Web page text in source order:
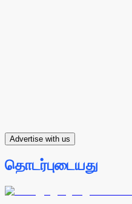
Advertise with us
தொடர்புடையது